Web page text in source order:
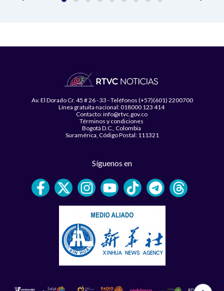
Av. El Dorado Cr. 45 # 26 - 33 - Teléfonos (+57)(601) 2200700
Línea gratuita nacional: 018000 123 414
Contacto: info@rtvc.gov.co
Términos y condiciones
Bogotá D.C., Colombia
Suramérica, Código Postal: 111321
Síguenos en